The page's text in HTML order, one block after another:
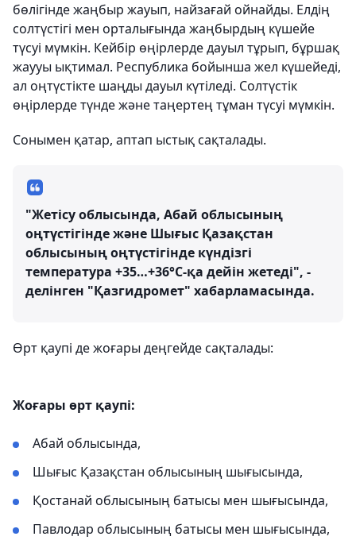
бөлігінде жаңбыр жауып, найзағай ойнайды. Елдің
солтүстігі мен орталығында жаңбырдың күшейе
түсуі мүмкін. Кейбір өңірлерде дауыл тұрып, бұршақ
жаууы ықтимал. Республика бойынша жел күшейеді,
ал оңтүстікте шаңды дауыл күтіледі. Солтүстік
өңірлерде түнде және таңертең тұман түсуі мүмкін.
Сонымен қатар, аптап ыстық сақталады.
"Жетісу облысында, Абай облысының
оңтүстігінде және Шығыс Қазақстан
облысының оңтүстігінде күндізгі
температура +35…+36°C-қа дейін жетеді", -
делінген "Қазгидромет" хабарламасында.
Өрт қаупі де жоғары деңгейде сақталады:
Жоғары өрт қаупі:
Абай облысында,
Шығыс Қазақстан облысының шығысында,
Қостанай облысының батысы мен шығысында,
Павлодар облысының батысы мен шығысында,